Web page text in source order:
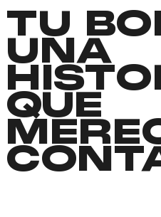
TU
UNA
QUE